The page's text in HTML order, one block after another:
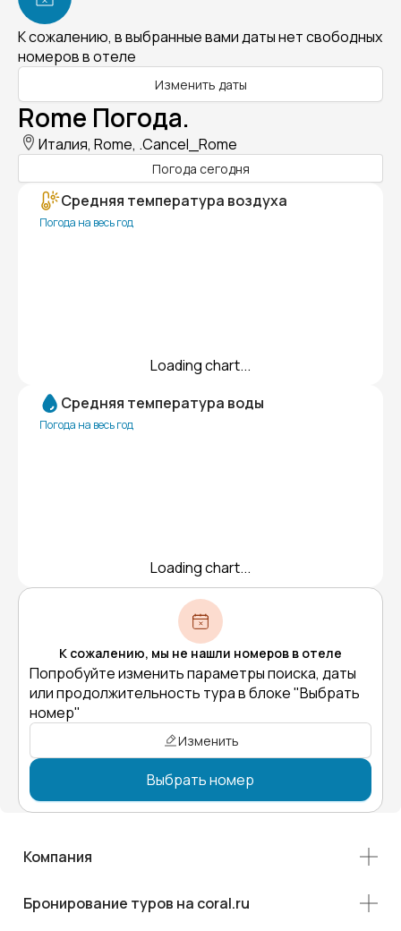
К сожалению, в выбранные вами даты нет свободных
номеров в отеле
Изменить даты
Rome Погода.
Италия, Rome, .Cancel_Rome
Погода сегодня
Средняя температура воздуха
Погода на весь год
Loading chart...
Средняя температура воды
Погода на весь год
Loading chart...
К сожалению, мы не нашли номеров в отеле
Попробуйте изменить параметры поиска, даты
или продолжительность тура в блоке "Выбрать
номер"
Изменить
Выбрать номер
Компания
Бронирование туров на coral.ru